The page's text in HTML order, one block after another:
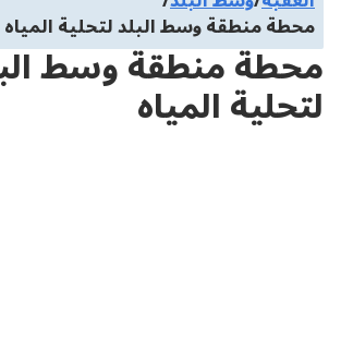
محطة منطقة وسط البلد لتحلية المياه
محطة منطقة وسط
لتحلية المياه